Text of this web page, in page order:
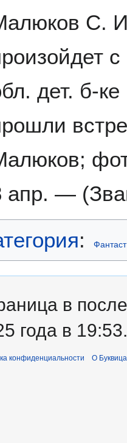
С.
дет. б-
апр. —
:
в
года в 19:53.
конфиденциальности О Буквица